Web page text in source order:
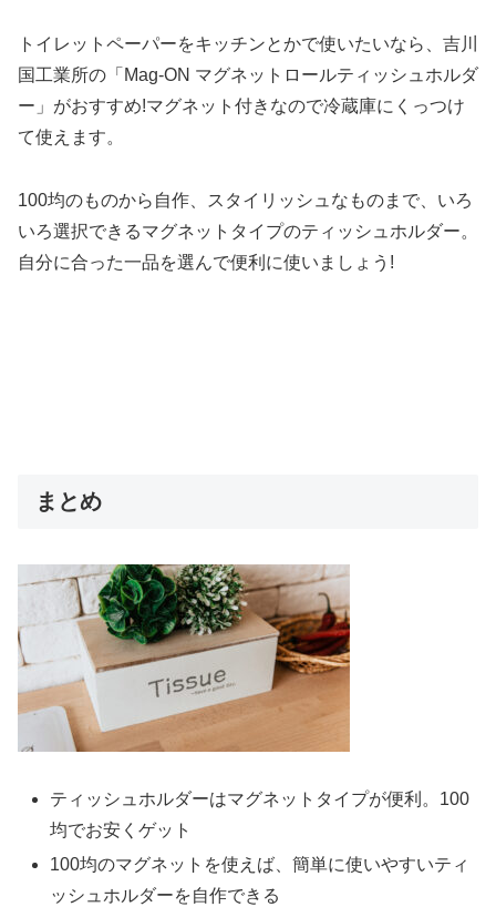
トイレットペーパーをキッチンとかで使いたいなら、吉川
国工業所の「Mag-ON マグネットロールティッシュホルダ
ー」がおすすめ!マグネット付きなので冷蔵庫にくっつけ
て使えます。
100均のものから自作、スタイリッシュなものまで、いろ
いろ選択できるマグネットタイプのティッシュホルダー。
自分に合った一品を選んで便利に使いましょう!
まとめ
ティッシュホルダーはマグネットタイプが便利。100
均でお安くゲット
100均のマグネットを使えば、簡単に使いやすいティ
ッシュホルダーを自作できる